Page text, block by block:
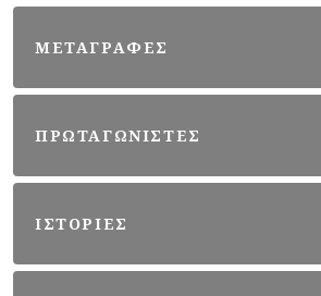
ΜΕΤΑΓΡΑΦΕΣ
ΠΡΩΤΑΓΩΝΙΣΤΕΣ
ΙΣΤΟΡΙΕΣ